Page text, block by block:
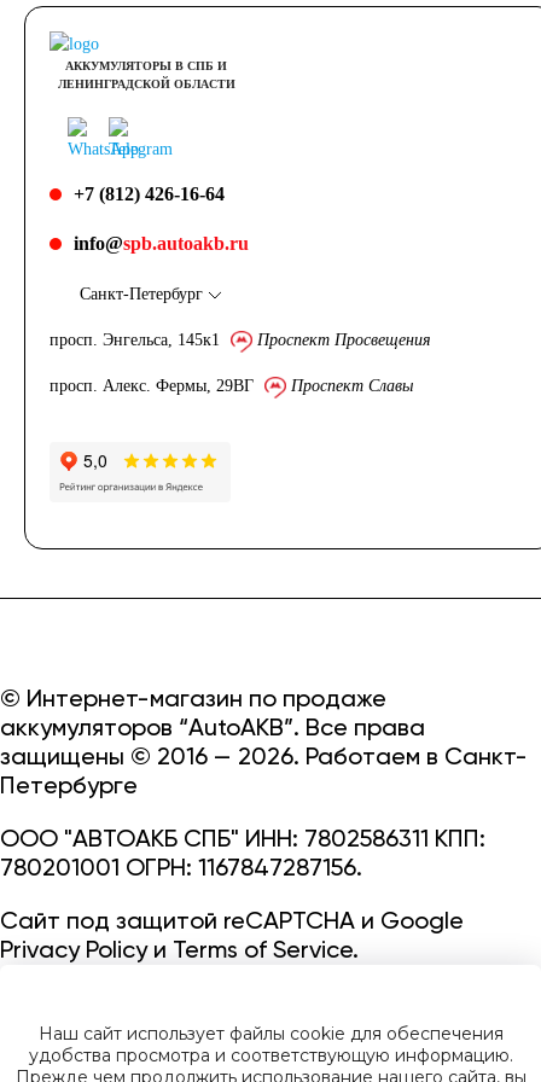
АККУМУЛЯТОРЫ В СПБ И
ЛЕНИНГРАДСКОЙ ОБЛАСТИ
+7 (812) 426-16-64
info@spb.autoakb.ru
Санкт-Петербург
просп. Энгельса, 145к1 Проспект Просвещения
просп. Алекс. Фермы, 29ВГ Проспект Славы
© Интернет-магазин по продаже
аккумуляторов “AutoAKB”. Все права
защищены © 2016 — 2026. Работаем в Санкт-
Петербурге
ООО "АВТОАКБ СПБ" ИНН: 7802586311 КПП:
780201001 ОГРН: 1167847287156.
Сайт под защитой reCAPTCHA и Google
Privacy Policyи Terms of Service.
Наш сайт использует файлы cookie для обеспечения
удобства просмотра и соответствующую информацию.
Прежде чем продолжить использование нашего сайта, вы